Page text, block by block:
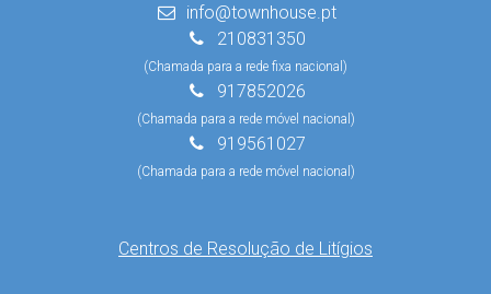
info@townhouse.pt
210831350
(Chamada para a rede fixa nacional)
917852026
(Chamada para a rede móvel nacional)
919561027
(Chamada para a rede móvel nacional)
Centros de Resolução de Litígios